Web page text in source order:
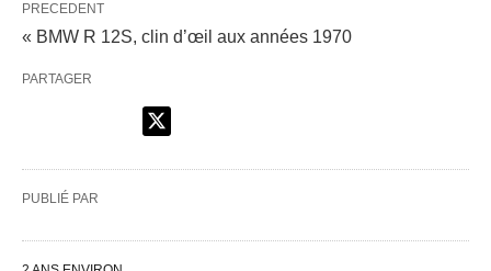
PRECEDENT
« BMW R 12S, clin d’œil aux années 1970
PARTAGER
PUBLIÉ PAR